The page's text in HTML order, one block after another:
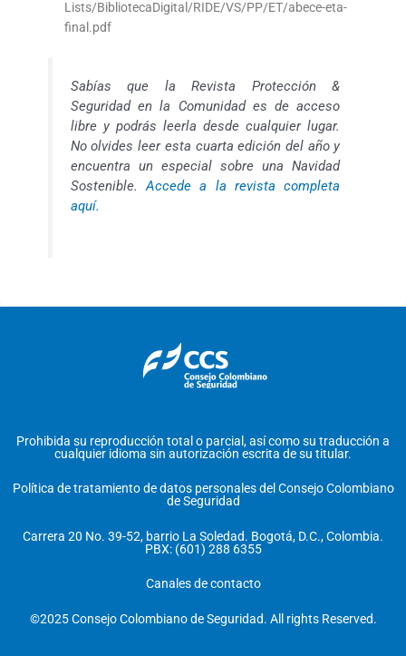
Lists/BibliotecaDigital/RIDE/VS/PP/ET/abece-eta-
final.pdf
Sabías que la Revista Protección &
Seguridad en la Comunidad es de acceso
libre y podrás leerla desde cualquier lugar.
No olvides leer esta cuarta edición del año y
encuentra un especial sobre una Navidad
Sostenible.Accede a la revista completa
aquí.
Prohibida su reproducción total o parcial, así como su traducción a
cualquier idioma sin autorización escrita de su titular.
Política de tratamiento de datos personales del Consejo Colombiano
de Seguridad
Carrera 20 No. 39-52, barrio La Soledad. Bogotá, D.C., Colombia.
PBX: (601) 288 6355
Canales de contacto
©2025 Consejo Colombiano de Seguridad. All rights Reserved.